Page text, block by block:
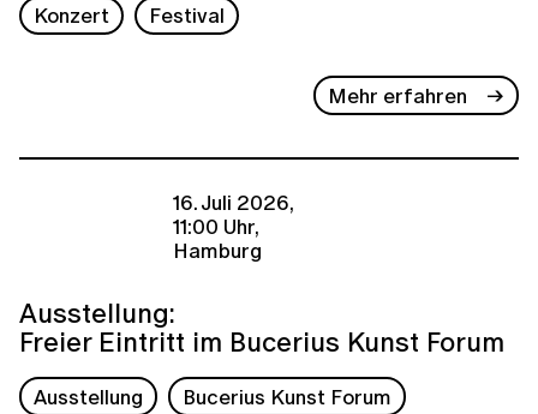
Konzert Festival
Mehr erfahren
16. Juli 2026,
11:00 Uhr,
Hamburg
Ausstellung:
Freier Eintritt im Bucerius Kunst Forum
Ausstellung Bucerius Kunst Forum